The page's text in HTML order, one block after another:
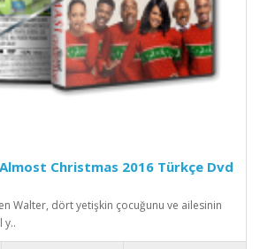
Christmas 2016 Türkçe Dvd
Walter, dört yetişkin çocuğunu ve ailesinin
y..